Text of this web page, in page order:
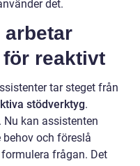
det.
reaktivt
tar steget från
stödverktyg.
kan assistenten
och föreslå
frågan. Det